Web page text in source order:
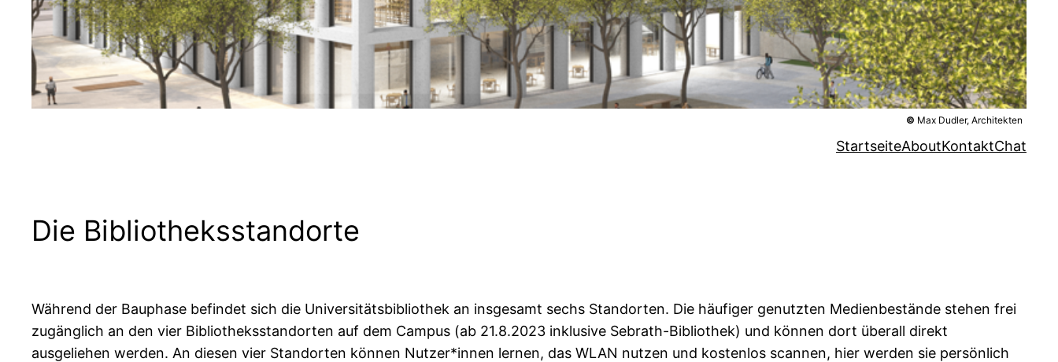
© Max Dudler, Architekten
StartseiteAboutKontaktChat
Die Bibliotheksstandorte
Während der Bauphase befindet sich die Universitätsbibliothek an insgesamt sechs Standorten. Die häufiger genutzten Medienbestände stehen frei
zugänglich an den vier Bibliotheksstandorten auf dem Campus (ab 21.8.2023 inklusive Sebrath-Bibliothek) und können dort überall direkt
ausgeliehen werden. An diesen vier Standorten können Nutzer*innen lernen, das WLAN nutzen und kostenlos scannen, hier werden sie persönlich